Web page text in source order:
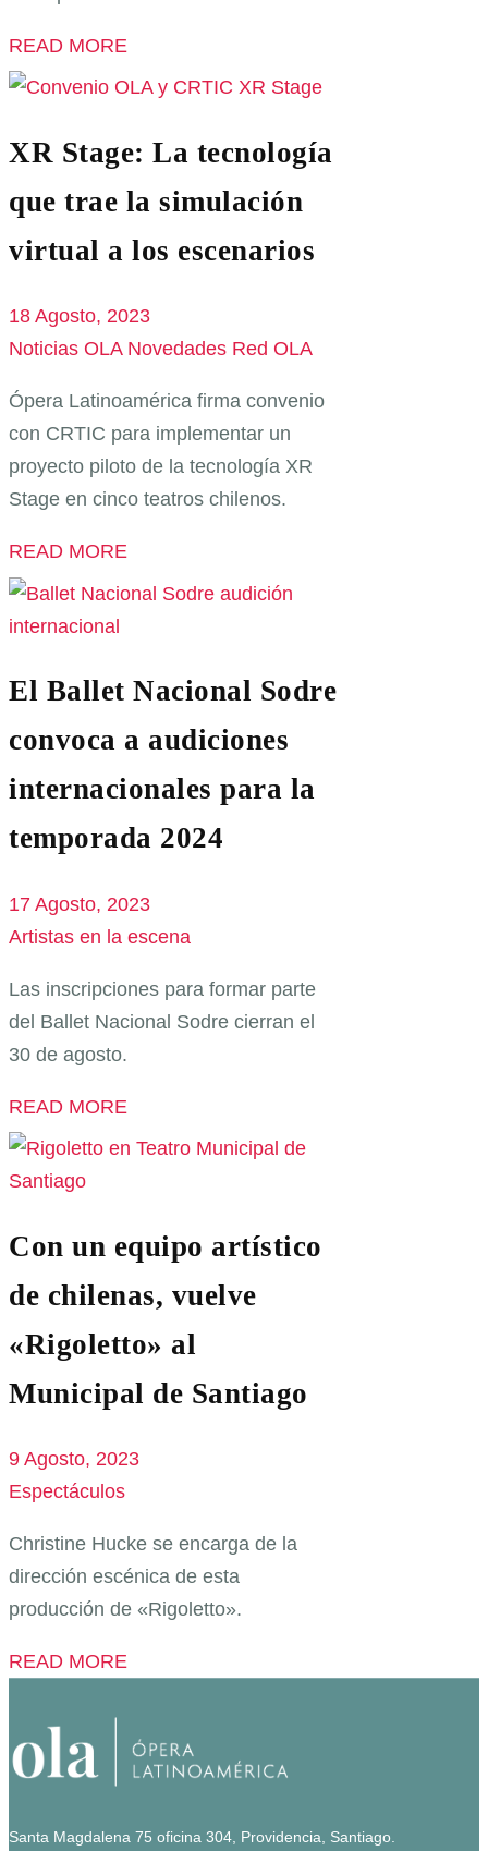
READ MORE
XR Stage: La tecnología
que trae la simulación
virtual a los escenarios
18 Agosto, 2023
Noticias OLA Novedades Red OLA
Ópera Latinoamérica firma convenio
con CRTIC para implementar un
proyecto piloto de la tecnología XR
Stage en cinco teatros chilenos.
READ MORE
El Ballet Nacional Sodre
convoca a audiciones
internacionales para la
temporada 2024
17 Agosto, 2023
Artistas en la escena
Las inscripciones para formar parte
del Ballet Nacional Sodre cierran el
30 de agosto.
READ MORE
Con un equipo artístico
de chilenas, vuelve
«Rigoletto» al
Municipal de Santiago
9 Agosto, 2023
Espectáculos
Christine Hucke se encarga de la
dirección escénica de esta
producción de «Rigoletto».
READ MORE
Santa Magdalena 75 oficina 304, Providencia, Santiago.